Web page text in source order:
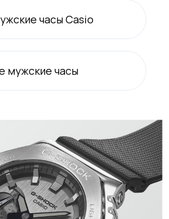
часы Casio
мужские часы